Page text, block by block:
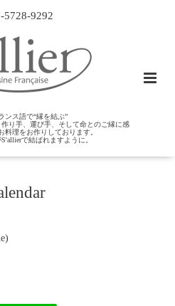
5728-9292
ンス語で“縁を結ぶ”
り手、運び手、そして命とのご縁に感
料理をお作りしております。
で結ばれますように。